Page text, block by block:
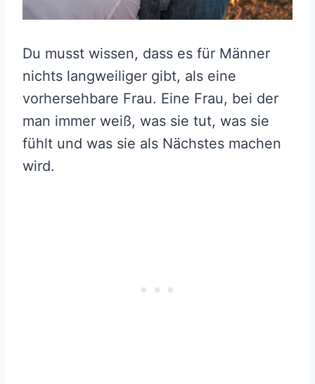
Du musst wissen, dass es für Männer
nichts langweiliger gibt, als eine
vorhersehbare Frau. Eine Frau, bei der
man immer weiß, was sie tut, was sie
fühlt und was sie als Nächstes machen
wird.